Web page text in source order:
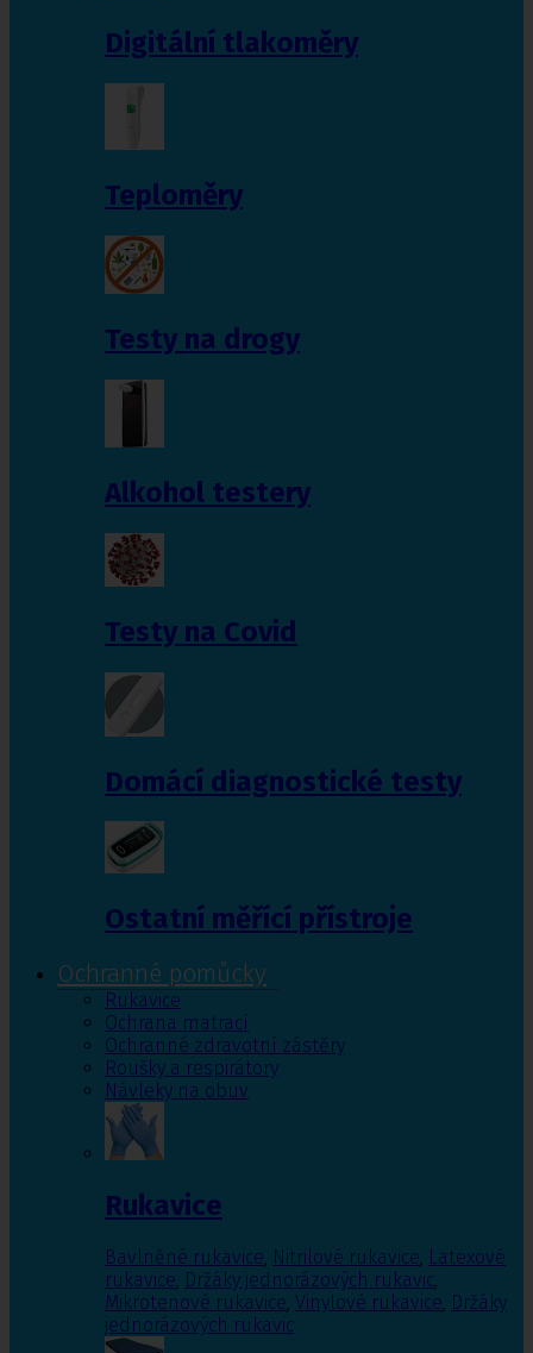
Digitální tlakoměry
Teploměry
Testy na drogy
Alkohol testery
Testy na Covid
Domácí diagnostické testy
Ostatní měřící přístroje
Ochranné pomůcky
Rukavice
Ochrana matrací
Ochranné zdravotní zástěry
Roušky a respirátory
Návleky na obuv
Rukavice
Bavlněné rukavice, Nitrilové rukavice, Latexové
rukavice, Držáky jednorázových rukavic,
Mikrotenové rukavice, Vinylové rukavice, Držáky
jednorázových rukavic